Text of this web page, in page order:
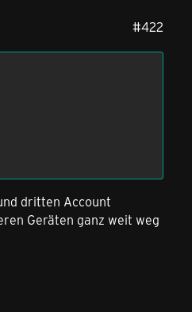
#422
dritten Account
Geräten ganz weit weg